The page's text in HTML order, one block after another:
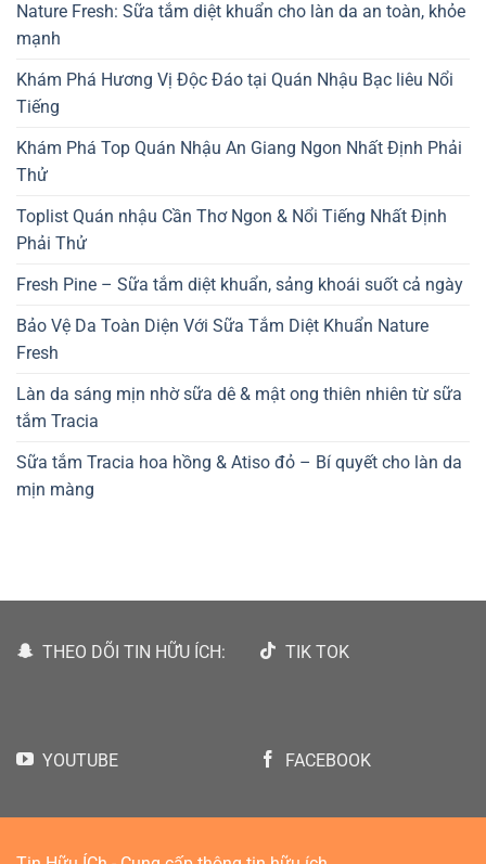
Nature Fresh: Sữa tắm diệt khuẩn cho làn da an toàn, khỏe
mạnh
Khám Phá Hương Vị Độc Đáo tại Quán Nhậu Bạc liêu Nổi
Tiếng
Khám Phá Top Quán Nhậu An Giang Ngon Nhất Định Phải
Thử
Toplist Quán nhậu Cần Thơ Ngon & Nổi Tiếng Nhất Định
Phải Thử
Fresh Pine – Sữa tắm diệt khuẩn, sảng khoái suốt cả ngày
Bảo Vệ Da Toàn Diện Với Sữa Tắm Diệt Khuẩn Nature
Fresh
Làn da sáng mịn nhờ sữa dê & mật ong thiên nhiên từ sữa
tắm Tracia
Sữa tắm Tracia hoa hồng & Atiso đỏ – Bí quyết cho làn da
mịn màng
THEO DÕI TIN HỮU ÍCH: TIK TOK
YOUTUBE FACEBOOK